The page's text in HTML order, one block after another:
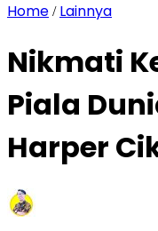
Home / Lainnya
Nikmati
Piala
Harper